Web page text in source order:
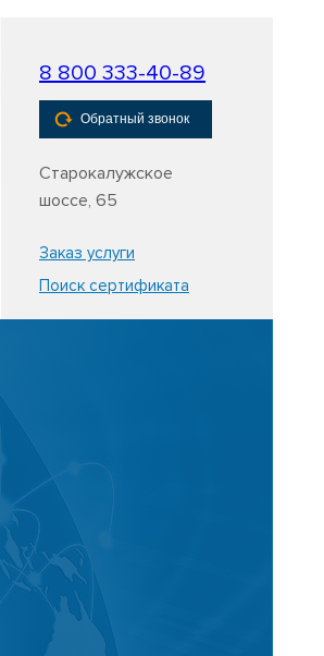
8 800 333-40-89
Обратный звонок
Старокалужское
шоссе, 65
Заказ услуги
Поиск сертификата